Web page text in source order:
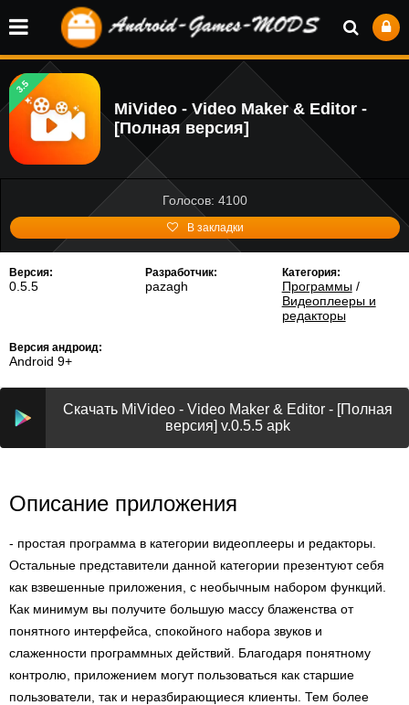
3.5
MiVideo - Video Maker & Editor -
[Полная версия]
Голосов: 4100
В закладки
Версия:
0.5.5
Разработчик:
pazagh
Категория:
Программы/
Видеоплееры и
редакторы
Версия андроид:
Android 9+
Скачать MiVideo - Video Maker & Editor - [Полная
версия] v.0.5.5 apk
Описание приложения
- простая программа в категории видеоплееры и редакторы.
Остальные представители данной категории презентуют себя
как взвешенные приложения, с необычным набором функций.
Как минимум вы получите большую массу блаженства от
понятного интерфейса, спокойного набора звуков и
слаженности программных действий. Благодаря понятному
контролю, приложением могут пользоваться как старшие
пользователи, так и неразбирающиеся клиенты. Тем более